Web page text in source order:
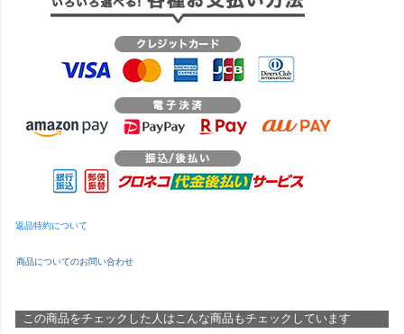
返品特約について
商品についてのお問い合わせ
この商品をチェックした人はこんな商品もチェックしています